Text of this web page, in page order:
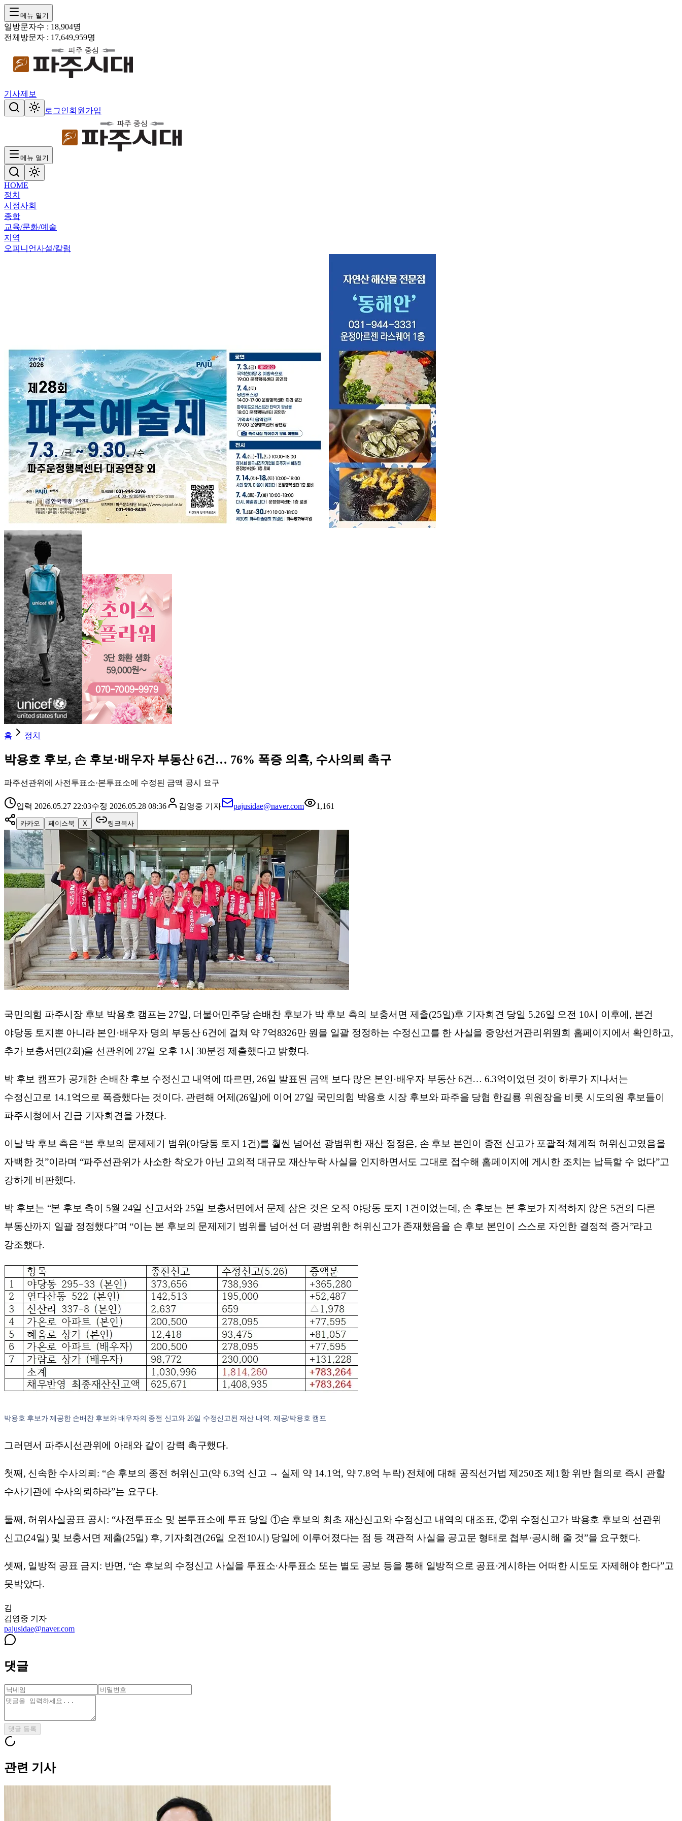
메뉴 열기
일방문자수 : 18,904명
전체방문자 : 17,649,959명
기사제보
로그인회원가입
메뉴 열기
HOME
정치
시정사회
종합
교육/문화/예술
지역
오피니언사설/칼럼
홈 정치
박용호 후보, 손 후보·배우자 부동산 6건… 76% 폭증 의혹, 수사의뢰 촉구
파주선관위에 사전투표소·본투표소에 수정된 금액 공시 요구
입력 2026.05.27 22:03수정 2026.05.28 08:36 김영중 기자 pajusidae@naver.com 1,161
카카오 페이스북 X 링크복사
국민의힘 파주시장 후보 박용호 캠프는 27일, 더불어민주당 손배찬 후보가 박 후보 측의 보충서면 제출(25일)후 기자회견 당일 5.26일 오전 10시 이후에, 본건
야당동 토지뿐 아니라 본인·배우자 명의 부동산 6건에 걸쳐 약 7억8326만 원을 일괄 정정하는 수정신고를 한 사실을 중앙선거관리위원회 홈페이지에서 확인하고,
추가 보충서면(2회)을 선관위에 27일 오후 1시 30분경 제출했다고 밝혔다.
박 후보 캠프가 공개한 손배찬 후보 수정신고 내역에 따르면, 26일 발표된 금액 보다 많은 본인·배우자 부동산 6건… 6.3억이었던 것이 하루가 지나서는
수정신고로 14.1억으로 폭증했다는 것이다. 관련해 어제(26일)에 이어 27일 국민의힘 박용호 시장 후보와 파주을 당협 한길룡 위원장을 비롯 시도의원 후보들이
파주시청에서 긴급 기자회견을 가졌다.
이날 박 후보 측은 “본 후보의 문제제기 범위(야당동 토지 1건)를 훨씬 넘어선 광범위한 재산 정정은, 손 후보 본인이 종전 신고가 포괄적·체계적 허위신고였음을
자백한 것”이라며 “파주선관위가 사소한 착오가 아닌 고의적 대규모 재산누락 사실을 인지하면서도 그대로 접수해 홈페이지에 게시한 조치는 납득할 수 없다”고
강하게 비판했다.
박 후보는 “본 후보 측이 5월 24일 신고서와 25일 보충서면에서 문제 삼은 것은 오직 야당동 토지 1건이었는데, 손 후보는 본 후보가 지적하지 않은 5건의 다른
부동산까지 일괄 정정했다”며 “이는 본 후보의 문제제기 범위를 넘어선 더 광범위한 허위신고가 존재했음을 손 후보 본인이 스스로 자인한 결정적 증거”라고
강조했다.
박용호 후보가 제공한 손배찬 후보와 배우자의 종전 신고와 26일 수정신고된 재산 내역. 제공/박용호 캠프
그러면서 파주시선관위에 아래와 같이 강력 촉구했다.
첫째, 신속한 수사의뢰: “손 후보의 종전 허위신고(약 6.3억 신고 → 실제 약 14.1억, 약 7.8억 누락) 전체에 대해 공직선거법 제250조 제1항 위반 혐의로 즉시 관할
수사기관에 수사의뢰하라”는 요구다.
둘째, 허위사실공표 공시: “사전투표소 및 본투표소에 투표 당일 ①손 후보의 최초 재산신고와 수정신고 내역의 대조표, ②위 수정신고가 박용호 후보의 선관위
신고(24일) 및 보충서면 제출(25일) 후, 기자회견(26일 오전10시) 당일에 이루어졌다는 점 등 객관적 사실을 공고문 형태로 첩부·공시해 줄 것”을 요구했다.
셋째, 일방적 공표 금지: 반면, “손 후보의 수정신고 사실을 투표소·사투표소 또는 별도 공보 등을 통해 일방적으로 공표·게시하는 어떠한 시도도 자제해야 한다”고
못박았다.
김
김영중 기자
pajusidae@naver.com
댓글
댓글 등록
관련 기사